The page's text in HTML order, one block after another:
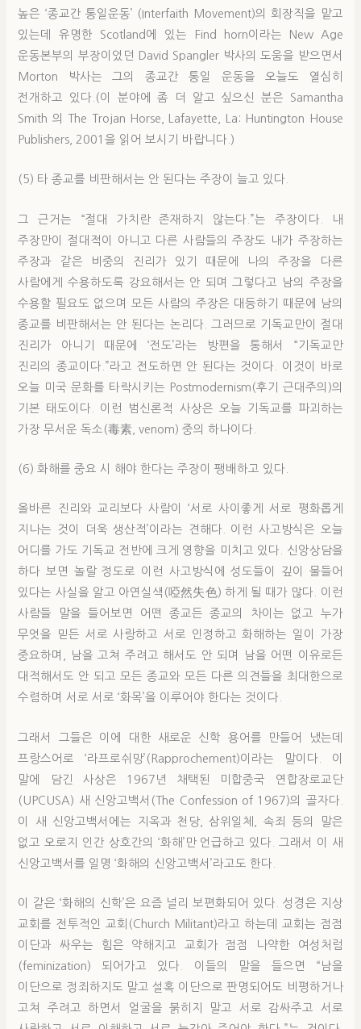
높은 ‘종교간 통일운동’ (Interfaith Movement)의 회장직을 맡고
있는데 유명한 Scotland에 있는 Find horn이라는 New Age
운동본부의 부장이었던 David Spangler 박사의 도움을 받으면서
Morton 박사는 그의 종교간 통일 운동을 오늘도 열심히
전개하고 있다.(이 분야에 좀 더 알고 싶으신 분은 Samantha
Smith 의 The Trojan Horse, Lafayette, La: Huntington House
Publishers, 2001을 읽어 보시기 바랍니다.)
(5) 타 종교를 비판해서는 안 된다는 주장이 늘고 있다.
그 근거는 “절대 가치란 존재하지 않는다.”는 주장이다. 내
주장만이 절대적이 아니고 다른 사람들의 주장도 내가 주장하는
주장과 같은 비중의 진리가 있기 때문에 나의 주장을 다른
사람에게 수용하도록 강요해서는 안 되며 그렇다고 남의 주장을
수용할 필요도 없으며 모든 사람의 주장은 대등하기 때문에 남의
종교를 비판해서는 안 된다는 논리다. 그러므로 기독교만이 절대
진리가 아니기 때문에 ‘전도’라는 방편을 통해서 “기독교만
진리의 종교이다.”라고 전도하면 안 된다는 것이다. 이것이 바로
오늘 미국 문화를 타락시키는 Postmodernism(후기 근대주의)의
기본 태도이다. 이런 범신론적 사상은 오늘 기독교를 파괴하는
가장 무서운 독소(毒素, venom) 중의 하나이다.
(6) 화해를 중요 시 해야 한다는 주장이 팽배하고 있다.
올바른 진리와 교리보다 사람이 ‘서로 사이좋게 서로 평화롭게
지나는 것이 더욱 생산적’이라는 견해다. 이런 사고방식은 오늘
어디를 가도 기독교 전반에 크게 영향을 미치고 있다. 신앙상담을
하다 보면 놀랄 정도로 이런 사고방식에 성도들이 깊이 물들어
있다는 사실을 알고 아연실색(啞然失色) 하게 될 때가 많다. 이런
사람들 말을 들어보면 어떤 종교든 종교의 차이는 없고 누가
무엇을 믿든 서로 사랑하고 서로 인정하고 화해하는 일이 가장
중요하며, 남을 고쳐 주려고 해서도 안 되며 남을 어떤 이유로든
대적해서도 안 되고 모든 종교와 모든 다른 의견들을 최대한으로
수렴하며 서로 서로 ‘화목’을 이루어야 한다는 것이다.
그래서 그들은 이에 대한 새로운 신학 용어를 만들어 냈는데
프랑스어로 ‘라프로쉬망’(Rapprochement)이라는 말이다. 이
말에 담긴 사상은 1967년 채택된 미합중국 연합장로교단
(UPCUSA) 새 신앙고백서(The Confession of 1967)의 골자다.
이 새 신앙고백서에는 지옥과 천당, 삼위일체, 속죄 등의 말은
없고 오로지 인간 상호간의 ‘화해’만 언급하고 있다. 그래서 이 새
신앙고백서를 일명 ‘화해의 신앙고백서’라고도 한다.
이 같은 ‘화해의 신학’은 요즘 널리 보편화되어 있다. 성경은 지상
교회를 전투적인 교회(Church Militant)라고 하는데 교회는 점점
이단과 싸우는 힘은 약해지고 교회가 점점 나약한 여성처럼
(feminization) 되어가고 있다. 이들의 말을 들으면 “남을
이단으로 정죄하지도 말고 설혹 이단으로 판명되어도 비평하거나
고쳐 주려고 하면서 얼굴을 붉히지 말고 서로 감싸주고 서로